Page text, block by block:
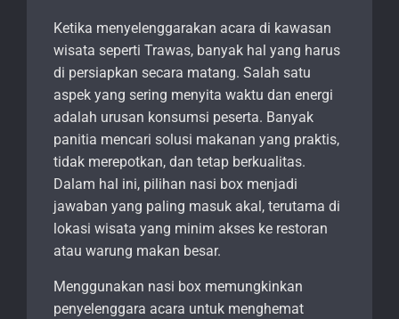
Ketika menyelenggarakan acara di kawasan
wisata seperti Trawas, banyak hal yang harus
di persiapkan secara matang. Salah satu
aspek yang sering menyita waktu dan energi
adalah urusan konsumsi peserta. Banyak
panitia mencari solusi makanan yang praktis,
tidak merepotkan, dan tetap berkualitas.
Dalam hal ini, pilihan nasi box menjadi
jawaban yang paling masuk akal, terutama di
lokasi wisata yang minim akses ke restoran
atau warung makan besar.
Menggunakan nasi box memungkinkan
penyelenggara acara untuk menghemat